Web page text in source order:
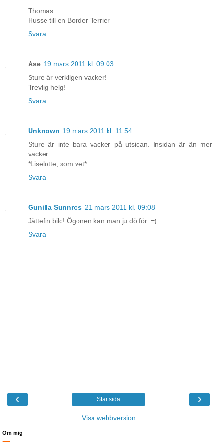
Thomas
Husse till en Border Terrier
Svara
Åse 19 mars 2011 kl. 09:03
Sture är verkligen vacker!
Trevlig helg!
Svara
Unknown 19 mars 2011 kl. 11:54
Sture är inte bara vacker på utsidan. Insidan är än mer
vacker.
*Liselotte, som vet*
Svara
Gunilla Sunnros 21 mars 2011 kl. 09:08
Jättefin bild! Ögonen kan man ju dö för. =)
Svara
‹ ›
Startsida
Visa webbversion
Om mig